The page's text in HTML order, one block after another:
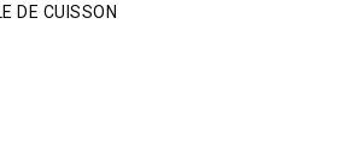
DE CUISSON